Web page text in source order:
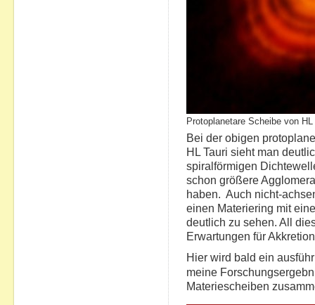
Protoplanetare Scheibe von
Bei der obigen
HL Tauri sieht man
spiralförmigen
schon größere
haben. Auch nicht-
einen Materiering mit
deutlich zu sehen. All
Erwartungen für
Hier wird bald ein
meine
Materiescheiben